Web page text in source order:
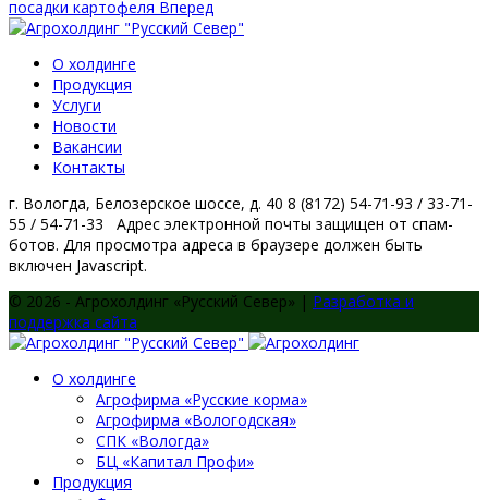
посадки картофеля Вперед
О холдинге
Продукция
Услуги
Новости
Вакансии
Контакты
г. Вологда, Белозерское шоссе, д. 40 8 (8172) 54-71-93 / 33-71-
55 / 54-71-33
Адрес электронной почты защищен от спам-
ботов. Для просмотра адреса в браузере должен быть
включен Javascript.
© 2026 - Агрохолдинг «Русский Север» | Разработка и
поддержка сайта
О холдинге
Агрофирма «Русские корма»
Агрофирма «Вологодская»
СПК «Вологда»
БЦ «Капитал Профи»
Продукция